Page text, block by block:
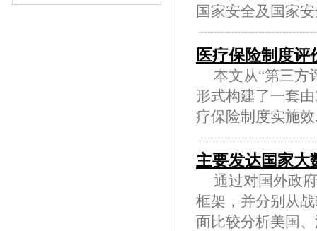
国家安全及国家安
医疗保险制度
本文从“第三方
形式构建了一套
疗保险制度实施效
主要发达国家大
通过对国外政府
框架，并分别从
面比较分析美国、